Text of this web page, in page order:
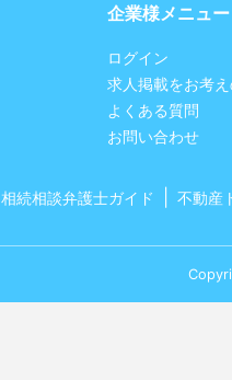
企業様メニュー
ログイン
求人掲載をお考
よくある質問
お問い合わせ
相続相談弁護士ガイド 不動産